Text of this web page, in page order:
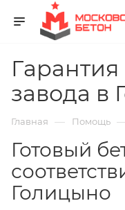
завода в
Главная — Помощь
Готовый
Голицыно